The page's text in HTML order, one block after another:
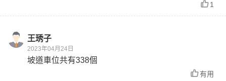
1
王琇子
2023年04月24日
坡道車位共有338個
有用